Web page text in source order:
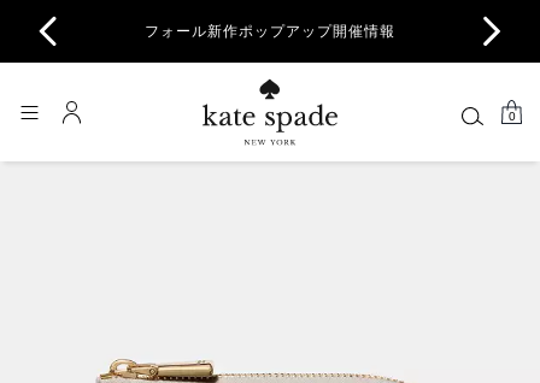
フォール新作ポップアップ開催情報
0